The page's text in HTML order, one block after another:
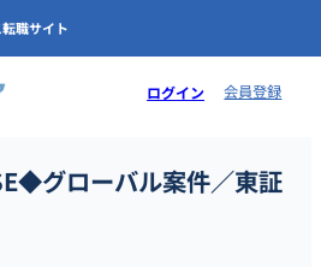
職サイト
ログイン 会員登録
グローバル案件／東証